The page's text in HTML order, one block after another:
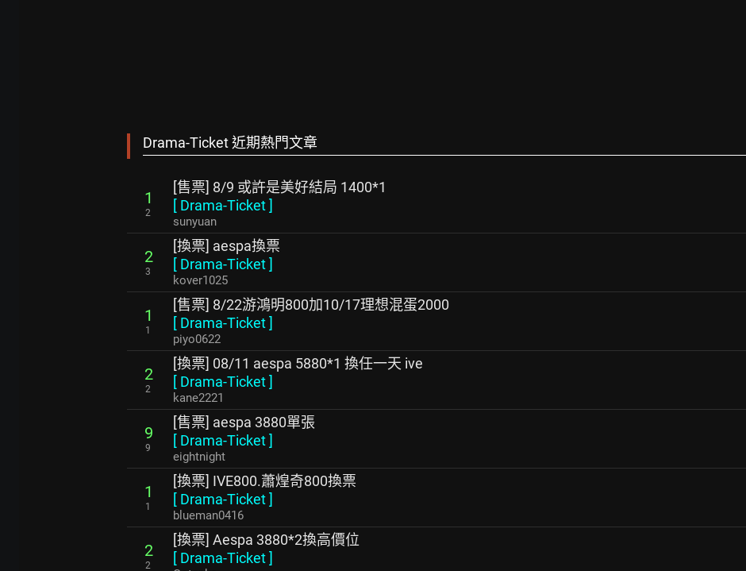
Drama-Ticket 近期熱門文章
1
2
[售票] 8/9 或許是美好結局 1400*1
[ Drama-Ticket]
sunyuan
2
3
[換票] aespa換票
[ Drama-Ticket]
kover1025
1
1
[售票] 8/22游鴻明800加10/17理想混蛋2000
[ Drama-Ticket]
piyo0622
2
2
[換票] 08/11 aespa 5880*1 換任一天 ive
[ Drama-Ticket]
kane2221
9
9
[售票] aespa 3880單張
[ Drama-Ticket]
eightnight
1
1
[換票] IVE800.蕭煌奇800換票
[ Drama-Ticket]
blueman0416
2
2
[換票] Aespa 3880*2換高價位
[ Drama-Ticket]